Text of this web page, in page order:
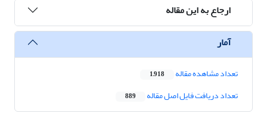
ارجاع به این مقاله
آمار
تعداد مشاهده مقاله 1,918
تعداد دریافت فایل اصل مقاله 889